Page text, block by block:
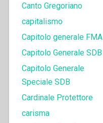
Canto Gregoriano
capitalismo
Capitolo generale FMA
Capitolo Generale SDB
Capitolo Generale
Speciale SDB
Cardinale Protettore
carisma